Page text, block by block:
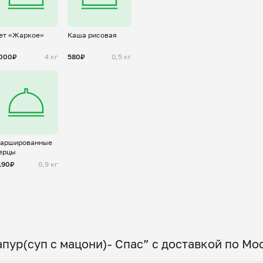
«Жаркое»
4 кг
Каша рисовая
580₽ 0,5 кг
0,9 кг
с мацони)- Спас” с доставкой по